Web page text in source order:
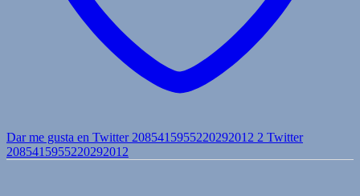
Dar me gusta en Twitter 2085415955220292012 2 Twitter
2085415955220292012